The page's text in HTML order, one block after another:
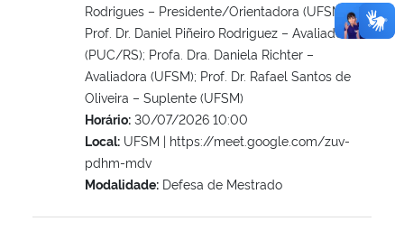
Rodrigues – Presidente/Orientadora (UFSM);
Prof. Dr. Daniel Piñeiro Rodriguez – Avaliador
(PUC/RS); Profa. Dra. Daniela Richter –
Avaliadora (UFSM); Prof. Dr. Rafael Santos de
Oliveira – Suplente (UFSM)
Horário: 30/07/2026 10:00
Local: UFSM | https://meet.google.com/zuv-
pdhm-mdv
Modalidade: Defesa de Mestrado